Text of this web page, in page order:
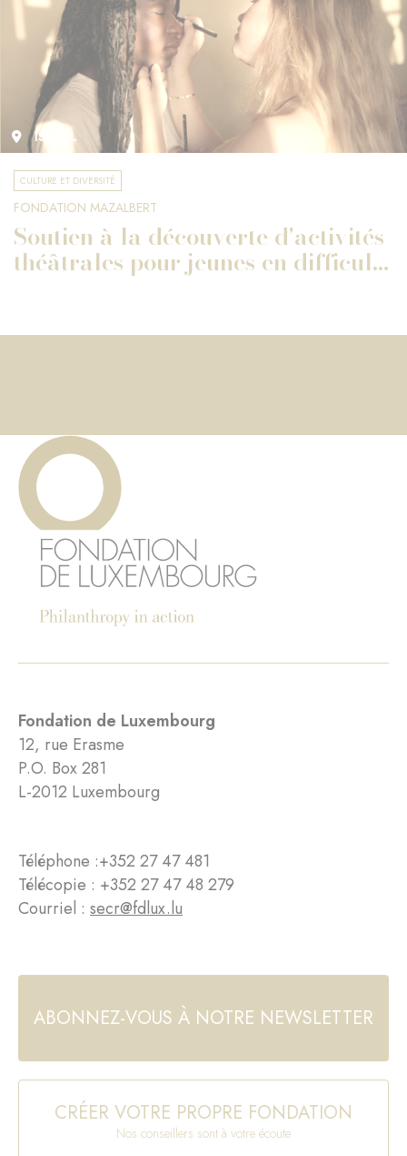
ISRAËL
CULTURE ET DIVERSITÉ
FONDATION MAZALBERT
Soutien à la découverte d'activités
théâtrales pour jeunes en difficul...
Fondation de Luxembourg
12, rue Erasme
P.O. Box 281
L-2012 Luxembourg
Téléphone :+352 27 47 481
Télécopie : +352 27 47 48 279
Courriel : secr@fdlux.lu
ABONNEZ-VOUS À NOTRE NEWSLETTER
CRÉER VOTRE PROPRE FONDATION
Nos conseillers sont à votre écoute